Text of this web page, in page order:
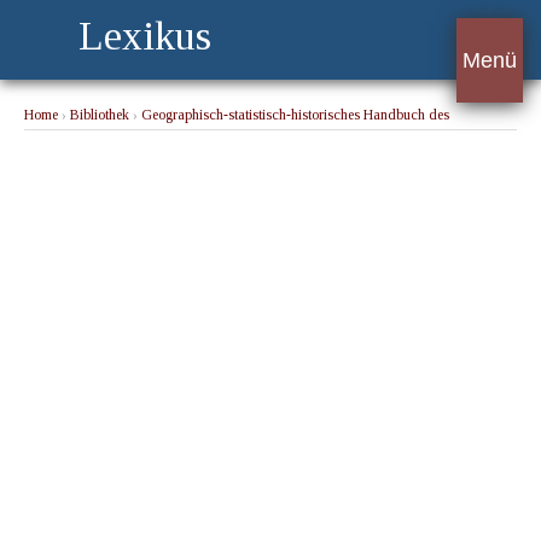
Lexikus
Menü
Home › Bibliothek › Geographisch-statistisch-historisches Handbuch des